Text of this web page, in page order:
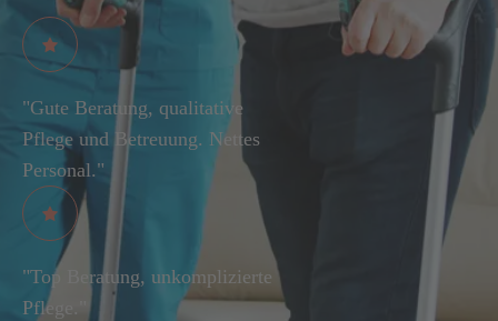
"Gute Beratung, qualitative
Pflege und Betreuung. Nettes
Personal."
"Top Beratung, unkomplizierte
Pflege."